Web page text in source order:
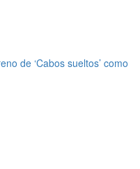
de ‘Cabos sueltos’ como